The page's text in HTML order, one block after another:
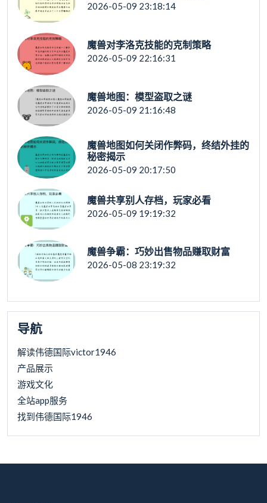
2026-05-09 23:18:14
魔兽对李洛克技能的克制策略
2026-05-09 22:16:31
魔兽地图：模型盗取之谜
2026-05-09 21:16:48
魔兽地图如何关闭作弊码，终结外挂的
秘密揭示
2026-05-09 20:17:50
魔兽共享别人存档，玩家必看
2026-05-09 19:19:32
魔兽争霸：巧妙出售物品赚取财富
2026-05-08 23:19:32
导航
解读伟德国际victor1946
产品展示
游戏文化
全站app服务
找到伟德国际1946